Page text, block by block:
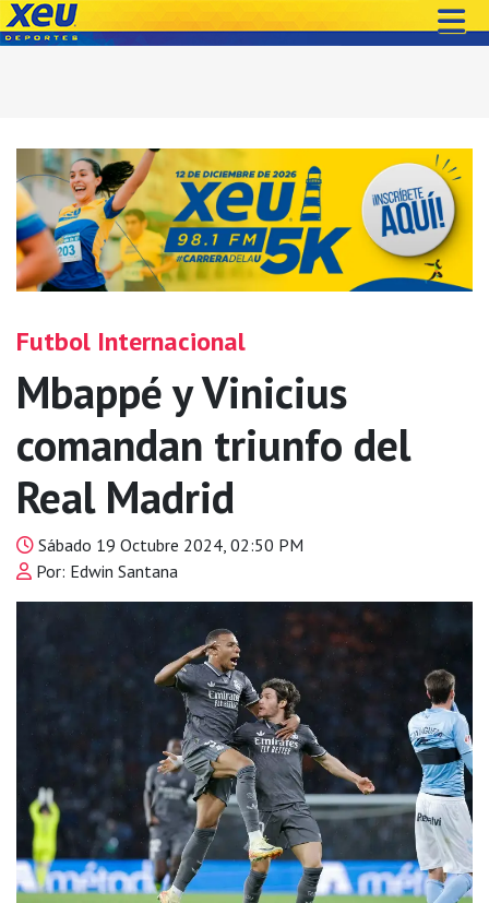
Futbol Internacional
Mbappé y Vinicius
comandan triunfo del
Real Madrid
Sábado 19 Octubre 2024, 02:50 PM
Por: Edwin Santana